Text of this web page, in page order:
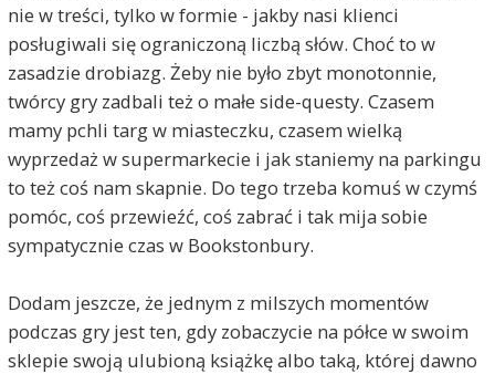
nie w treści, tylko w formie - jakby nasi klienci
posługiwali się ograniczoną liczbą słów. Choć to w
zasadzie drobiazg. Żeby nie było zbyt monotonnie,
twórcy gry zadbali też o małe side-questy. Czasem
mamy pchli targ w miasteczku, czasem wielką
wyprzedaż w supermarkecie i jak staniemy na parkingu
to też coś nam skapnie. Do tego trzeba komuś w czymś
pomóc, coś przewieźć, coś zabrać i tak mija sobie
sympatycznie czas w Bookstonbury.
Dodam jeszcze, że jednym z milszych momentów
podczas gry jest ten, gdy zobaczycie na półce w swoim
sklepie swoją ulubioną książkę albo taką, której dawno